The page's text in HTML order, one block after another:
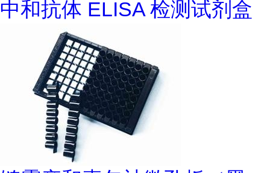
中和抗体 ELISA 检测试剂盒